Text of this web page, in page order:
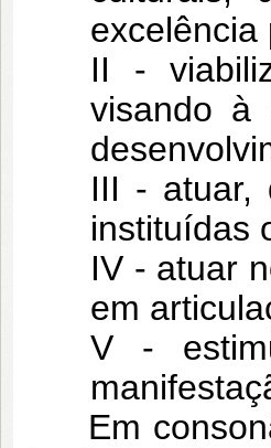
excelência
II -
visando à
III - atuar,
instituídas
IV - atuar
em
V -
Em